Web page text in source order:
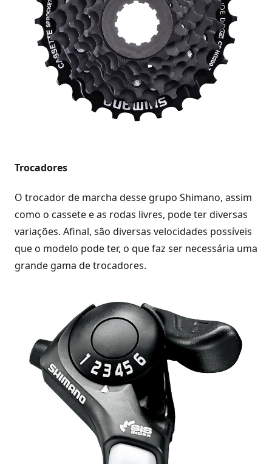
Trocadores
O trocador de marcha desse grupo Shimano, assim
como o cassete e as rodas livres, pode ter diversas
variações. Afinal, são diversas velocidades possíveis
que o modelo pode ter, o que faz ser necessária uma
grande gama de trocadores.